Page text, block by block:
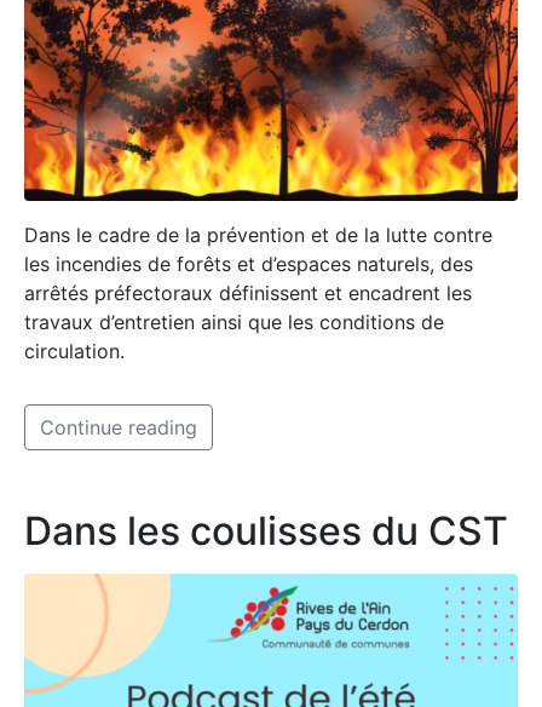
Dans le cadre de la prévention et de la lutte contre
les incendies de forêts et d’espaces naturels, des
arrêtés préfectoraux définissent et encadrent les
travaux d’entretien ainsi que les conditions de
circulation.
Continue reading
Dans les coulisses du CST